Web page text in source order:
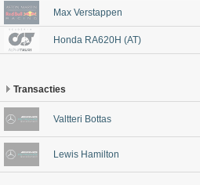
Max Verstappen
Honda RA620H (AT)
Transacties
Valtteri Bottas
Lewis Hamilton